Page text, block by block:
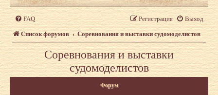
FAQ Выход
Регистрация
Список форумов Соревнования и выставки судомоделистов
Соревнования и выставки
судомоделистов
Форум